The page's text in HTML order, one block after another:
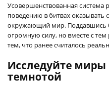
Усовершенствованная система
поведению в битвах оказывать
окружающий мир. Поддавшись
огромную силу, но вместе с тем
тем, что ранее считалось
Исследуйте
темнотой